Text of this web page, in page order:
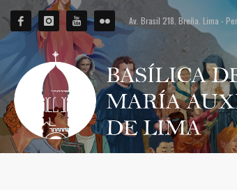
Av. Brasil 218. Breña. Lima -